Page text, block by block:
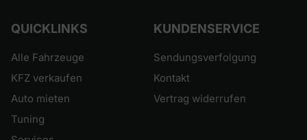
QUICKLINKS
Alle Fahrzeuge
KFZ verkaufen
Auto mieten
Tuning
KUNDENSERVICE
Sendungsverfolgung
Kontakt
Vertrag widerrufen